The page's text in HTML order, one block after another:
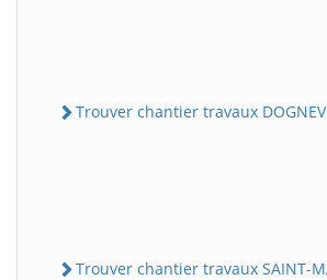
Trouver chantier travaux
Trouver chantier travaux SAINT-